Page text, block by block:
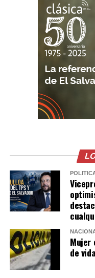
Lo
una
del
ya
https://
— Blog
México
August
Mujer
de